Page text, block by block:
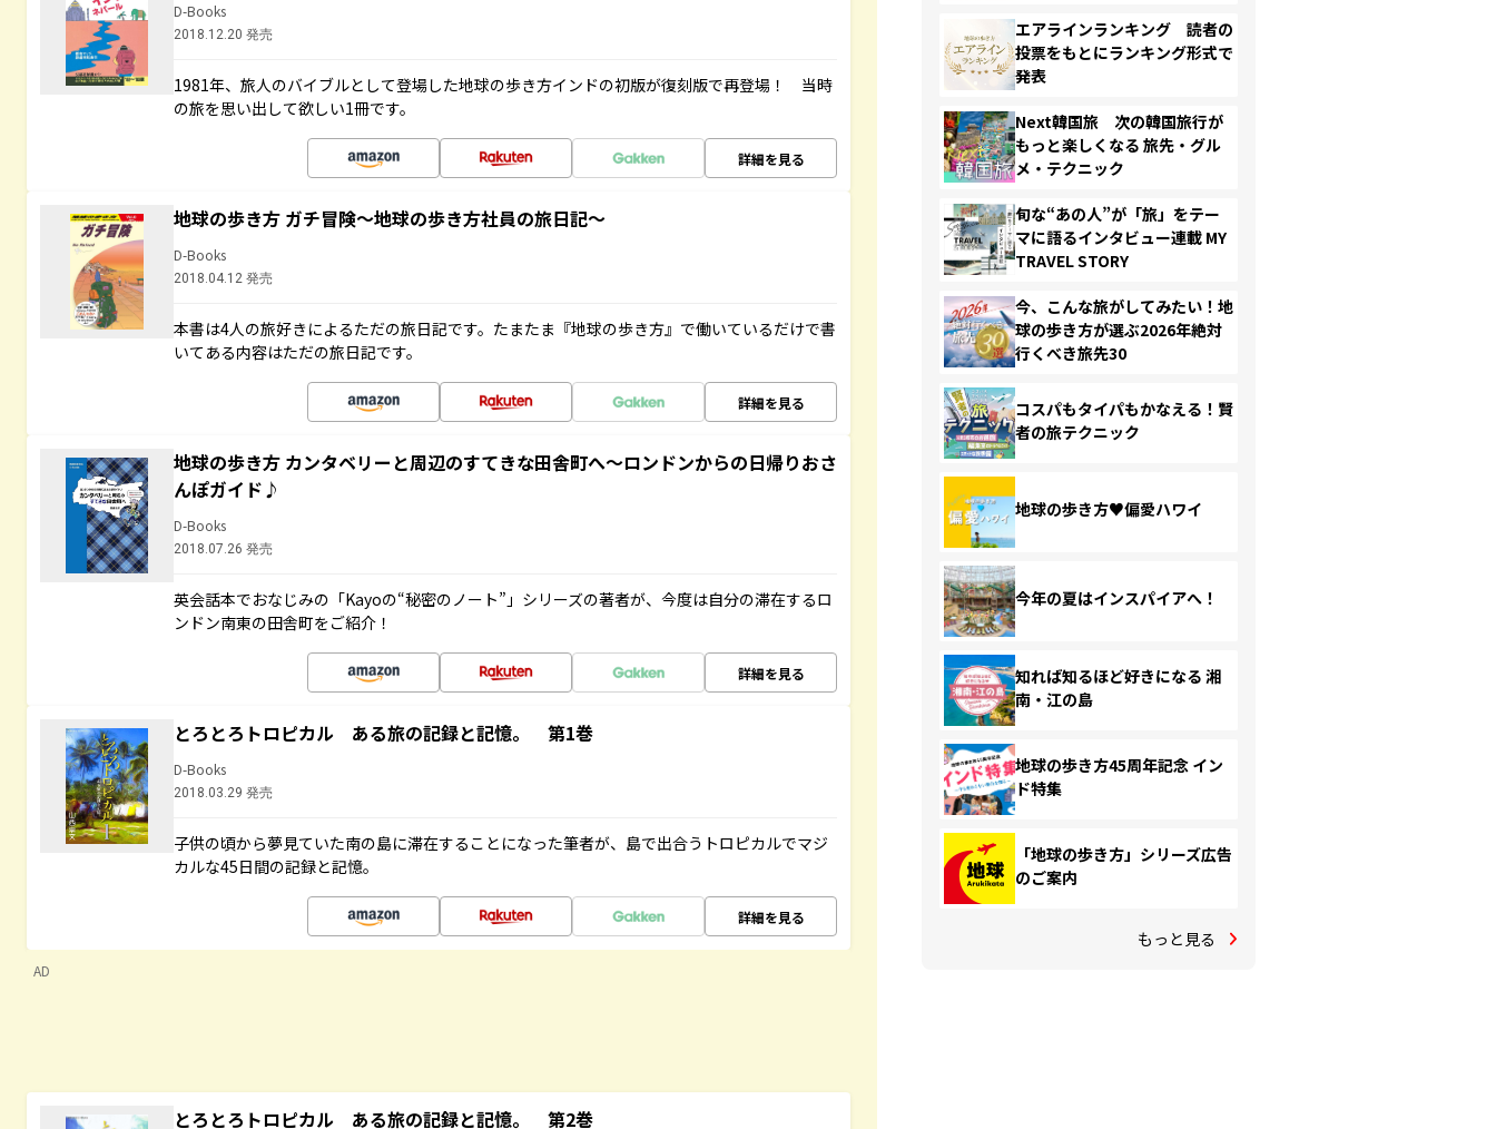
D-Books
2018.12.20 発売
1981年、旅人のバイブルとして登場した地球の歩き方インドの初版が復刻版で再登場！ 当時
の旅を思い出して欲しい1冊です。
詳細を見る
地球の歩き方 ガチ冒険～地球の歩き方社員の旅日記～
D-Books
2018.04.12 発売
本書は4人の旅好きによるただの旅日記です。たまたま『地球の歩き方』で働いているだけで書
いてある内容はただの旅日記です。
詳細を見る
地球の歩き方 カンタベリーと周辺のすてきな田舎町へ～ロンドンからの日帰りおさ
んぽガイド♪
D-Books
2018.07.26 発売
英会話本でおなじみの「Kayoの“秘密のノート”」シリーズの著者が、今度は自分の滞在するロ
ンドン南東の田舎町をご紹介！
詳細を見る
とろとろトロピカル ある旅の記録と記憶。 第1巻
D-Books
2018.03.29 発売
子供の頃から夢見ていた南の島に滞在することになった筆者が、島で出合うトロピカルでマジ
カルな45日間の記録と記憶。
詳細を見る
AD
とろとろトロピカル ある旅の記録と記憶。 第2巻
エアラインランキング 読者の
投票をもとにランキング形式で
発表
Next韓国旅 次の韓国旅行が
もっと楽しくなる 旅先・グル
メ・テクニック
旬な“あの人”が「旅」をテー
マに語るインタビュー連載 MY
TRAVEL STORY
今、こんな旅がしてみたい！地
球の歩き方が選ぶ2026年絶対
行くべき旅先30
コスパもタイパもかなえる！賢
者の旅テクニック
地球の歩き方♥偏愛ハワイ
今年の夏はインスパイアへ！
知れば知るほど好きになる 湘
南・江の島
地球の歩き方45周年記念 イン
ド特集
「地球の歩き方」シリーズ広告
のご案内
もっと見る